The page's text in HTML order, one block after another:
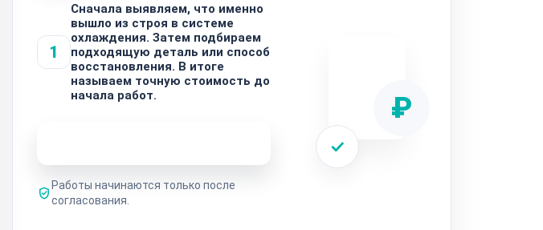
1
Сначала выявляем, что именно
вышло из строя в системе
охлаждения. Затем подбираем
подходящую деталь или способ
восстановления. В итоге
называем точную стоимость до
начала работ.
Работы начинаются только после
согласования.
₽